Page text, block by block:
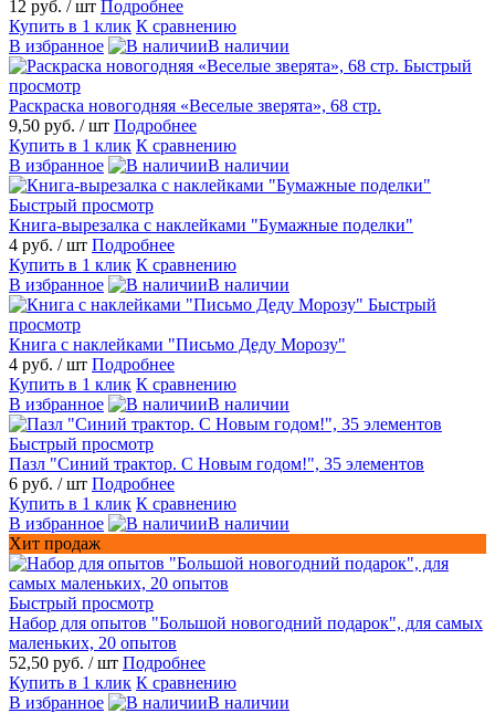
12 руб. / шт Подробнее
Купить в 1 клик К сравнению
В избранное
В наличии
Быстрый
просмотр
Раскраска новогодняя «Веселые зверята», 68 стр.
9,50 руб. / шт Подробнее
Купить в 1 клик К сравнению
В избранное
В наличии
Быстрый просмотр
Книга-вырезалка с наклейками "Бумажные поделки"
4 руб. / шт Подробнее
Купить в 1 клик К сравнению
В избранное
В наличии
Быстрый
просмотр
Книга с наклейками "Письмо Деду Морозу"
4 руб. / шт Подробнее
Купить в 1 клик К сравнению
В избранное
В наличии
Быстрый просмотр
Пазл "Синий трактор. С Новым годом!", 35 элементов
6 руб. / шт Подробнее
Купить в 1 клик К сравнению
В избранное
В наличии
Хит продаж
Быстрый просмотр
Набор для опытов "Большой новогодний подарок", для самых
маленьких, 20 опытов
52,50 руб. / шт Подробнее
Купить в 1 клик К сравнению
В избранное
В наличии